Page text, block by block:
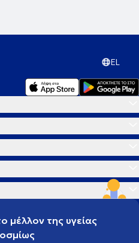
EL
μέλλον της υγείας